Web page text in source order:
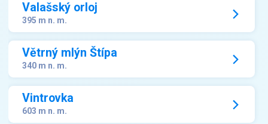
Valašský orloj
395 m n. m.
Větrný mlýn Štípa
340 m n. m.
Vintrovka
603 m n. m.